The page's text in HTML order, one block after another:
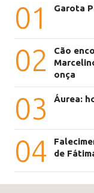
01 Garota
02
Cão
onça
03 Áurea:
04
de